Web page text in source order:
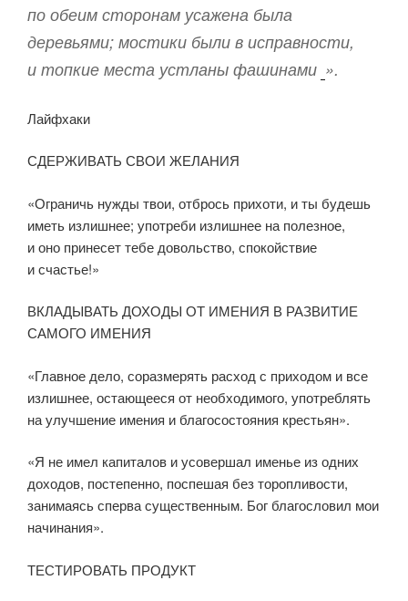
по обеим сторонам усажена была
деревьями; мостики были в исправ­ности,
и топкие места устланы фашинами ».
Лайфхаки
СДЕРЖИВАТЬ СВОИ ЖЕЛАНИЯ
«Ограничь нужды твои, отбрось прихоти, и ты будешь
иметь излишнее; употреби излишнее на полезное,
и оно принесет тебе довольство, спокойствие
и счастье!»
ВКЛАДЫВАТЬ ДОХОДЫ ОТ ИМЕНИЯ В РАЗВИТИЕ
САМОГО ИМЕНИЯ
«Главное дело, соразмерять расход с приходом и все
излишнее, остающееся от необходимого, употреблять
на улучшение имения и благосостояния крестьян».
«Я не имел капиталов и усовершал именье из одних
доходов, постепенно, поспешая без торопливости,
занимаясь сперва существенным. Бог благословил мои
начинания».
ТЕСТИРОВАТЬ ПРОДУКТ